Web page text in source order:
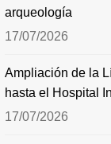
arqueología
17/07/2026
Ampliación de la
hasta el Hospital
17/07/2026